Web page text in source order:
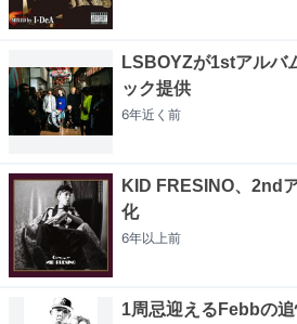
LSBOYZが1stアルバ
ック提供
6年近く 前
KID FRESINO、2nd
化
6年以上前
1周忌迎えるFebbの